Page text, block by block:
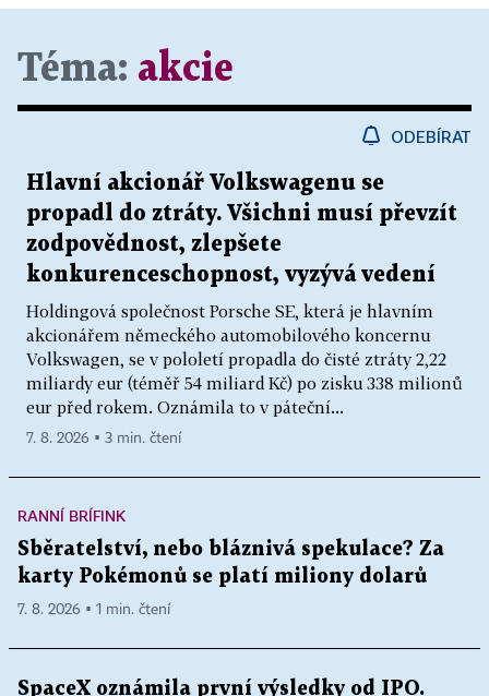
Téma: akcie
ODEBÍRAT
Hlavní akcionář Volkswagenu se
propadl do ztráty. Všichni musí převzít
zodpovědnost, zlepšete
konkurenceschopnost, vyzývá vedení
Holdingová společnost Porsche SE, která je hlavním
akcionářem německého automobilového koncernu
Volkswagen, se v pololetí propadla do čisté ztráty 2,22
miliardy eur (téměř 54 miliard Kč) po zisku 338 milionů
eur před rokem. Oznámila to v páteční...
7. 8. 2026 ▪ 3 min. čtení
RANNÍ BRÍFINK
Sběratelství, nebo bláznivá spekulace? Za
karty Pokémonů se platí miliony dolarů
7. 8. 2026 ▪ 1 min. čtení
SpaceX oznámila první výsledky od IPO.